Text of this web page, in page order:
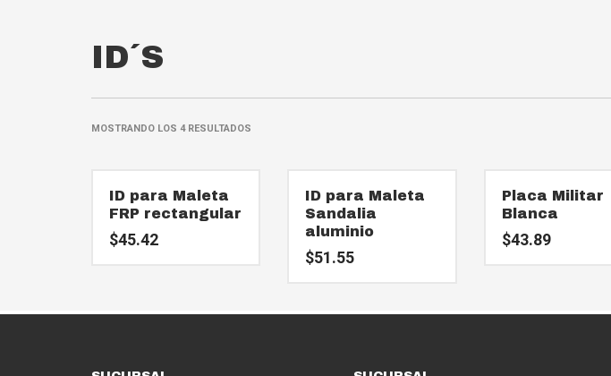
ID´S
MOSTRANDO LOS 4 RESULTADOS
ID para Maleta
FRP rectangular
$45.42
ID para Maleta
Sandalia
aluminio
$51.55
Placa Militar
Blanca
$43.89